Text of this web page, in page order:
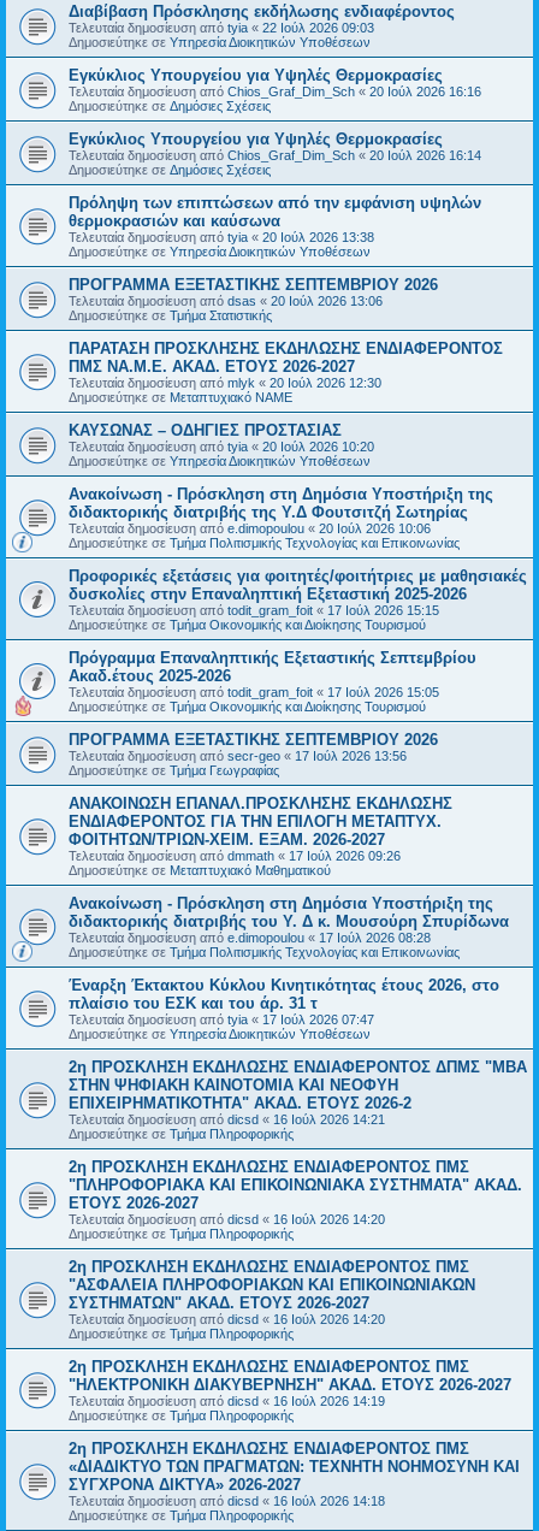
Διαβίβαση Πρόσκλησης εκδήλωσης ενδιαφέροντος
Τελευταία δημοσίευση από tyia « 22 Ιούλ 2026 09:03
Δημοσιεύτηκε σε Υπηρεσία Διοικητικών Υποθέσεων
Εγκύκλιος Υπουργείου για Υψηλές Θερμοκρασίες
Τελευταία δημοσίευση από Chios_Graf_Dim_Sch « 20 Ιούλ 2026 16:16
Δημοσιεύτηκε σε Δημόσιες Σχέσεις
Εγκύκλιος Υπουργείου για Υψηλές Θερμοκρασίες
Τελευταία δημοσίευση από Chios_Graf_Dim_Sch « 20 Ιούλ 2026 16:14
Δημοσιεύτηκε σε Δημόσιες Σχέσεις
Πρόληψη των επιπτώσεων από την εμφάνιση υψηλών
θερμοκρασιών και καύσωνα
Τελευταία δημοσίευση από tyia « 20 Ιούλ 2026 13:38
Δημοσιεύτηκε σε Υπηρεσία Διοικητικών Υποθέσεων
ΠΡΟΓΡΑΜΜΑ ΕΞΕΤΑΣΤΙΚΗΣ ΣΕΠΤΕΜΒΡΙΟΥ 2026
Τελευταία δημοσίευση από dsas « 20 Ιούλ 2026 13:06
Δημοσιεύτηκε σε Τμήμα Στατιστικής
ΠΑΡΑΤΑΣΗ ΠΡΟΣΚΛΗΣΗΣ ΕΚΔΗΛΩΣΗΣ ΕΝΔΙΑΦΕΡΟΝΤΟΣ
ΠΜΣ ΝΑ.Μ.Ε. ΑΚΑΔ. ΕΤΟΥΣ 2026-2027
Τελευταία δημοσίευση από mlyk « 20 Ιούλ 2026 12:30
Δημοσιεύτηκε σε Μεταπτυχιακό ΝΑΜΕ
ΚΑΥΣΩΝΑΣ – ΟΔΗΓΙΕΣ ΠΡΟΣΤΑΣΙΑΣ
Τελευταία δημοσίευση από tyia « 20 Ιούλ 2026 10:20
Δημοσιεύτηκε σε Υπηρεσία Διοικητικών Υποθέσεων
Ανακοίνωση - Πρόσκληση στη Δημόσια Υποστήριξη της
διδακτορικής διατριβής της Υ.Δ Φουτσιτζή Σωτηρίας
Τελευταία δημοσίευση από e.dimopoulou « 20 Ιούλ 2026 10:06
Δημοσιεύτηκε σε Τμήμα Πολιτισμικής Τεχνολογίας και Επικοινωνίας
Προφορικές εξετάσεις για φοιτητές/φοιτήτριες με μαθησιακές
δυσκολίες στην Επαναληπτική Εξεταστική 2025-2026
Τελευταία δημοσίευση από todit_gram_foit « 17 Ιούλ 2026 15:15
Δημοσιεύτηκε σε Τμήμα Οικονομικής και Διοίκησης Τουρισμού
Πρόγραμμα Επαναληπτικής Εξεταστικής Σεπτεμβρίου
Ακαδ.έτους 2025-2026
Τελευταία δημοσίευση από todit_gram_foit « 17 Ιούλ 2026 15:05
Δημοσιεύτηκε σε Τμήμα Οικονομικής και Διοίκησης Τουρισμού
ΠΡΟΓΡΑΜΜΑ ΕΞΕΤΑΣΤΙΚΗΣ ΣΕΠΤΕΜΒΡΙΟΥ 2026
Τελευταία δημοσίευση από secr-geo « 17 Ιούλ 2026 13:56
Δημοσιεύτηκε σε Τμήμα Γεωγραφίας
ΑΝΑΚΟΙΝΩΣΗ ΕΠΑΝΑΛ.ΠΡΟΣΚΛΗΣΗΣ ΕΚΔΗΛΩΣΗΣ
ΕΝΔΙΑΦΕΡΟΝΤΟΣ ΓΙΑ ΤΗΝ ΕΠΙΛΟΓΗ ΜΕΤΑΠΤΥΧ.
ΦΟΙΤΗΤΩΝ/ΤΡΙΩΝ-ΧΕΙΜ. ΕΞΑΜ. 2026-2027
Τελευταία δημοσίευση από dmmath « 17 Ιούλ 2026 09:26
Δημοσιεύτηκε σε Μεταπτυχιακό Μαθηματικού
Ανακοίνωση - Πρόσκληση στη Δημόσια Υποστήριξη της
διδακτορικής διατριβής του Υ. Δ κ. Μουσούρη Σπυρίδωνα
Τελευταία δημοσίευση από e.dimopoulou « 17 Ιούλ 2026 08:28
Δημοσιεύτηκε σε Τμήμα Πολιτισμικής Τεχνολογίας και Επικοινωνίας
Έναρξη Έκτακτου Κύκλου Κινητικότητας έτους 2026, στο
πλαίσιο του ΕΣΚ και του άρ. 31 τ
Τελευταία δημοσίευση από tyia « 17 Ιούλ 2026 07:47
Δημοσιεύτηκε σε Υπηρεσία Διοικητικών Υποθέσεων
2η ΠΡΟΣΚΛΗΣΗ ΕΚΔΗΛΩΣΗΣ ΕΝΔΙΑΦΕΡΟΝΤΟΣ ΔΠΜΣ "ΜΒΑ
ΣΤΗΝ ΨΗΦΙΑΚΗ ΚΑΙΝΟΤΟΜΙΑ ΚΑΙ ΝΕΟΦΥΗ
ΕΠΙΧΕΙΡΗΜΑΤΙΚΟΤΗΤΑ" ΑΚΑΔ. ΕΤΟΥΣ 2026-2
Τελευταία δημοσίευση από dicsd « 16 Ιούλ 2026 14:21
Δημοσιεύτηκε σε Τμήμα Πληροφορικής
2η ΠΡΟΣΚΛΗΣΗ ΕΚΔΗΛΩΣΗΣ ΕΝΔΙΑΦΕΡΟΝΤΟΣ ΠΜΣ
"ΠΛΗΡΟΦΟΡΙΑΚΑ ΚΑΙ ΕΠΙΚΟΙΝΩΝΙΑΚΑ ΣΥΣΤΗΜΑΤΑ" ΑΚΑΔ.
ΕΤΟΥΣ 2026-2027
Τελευταία δημοσίευση από dicsd « 16 Ιούλ 2026 14:20
Δημοσιεύτηκε σε Τμήμα Πληροφορικής
2η ΠΡΟΣΚΛΗΣΗ ΕΚΔΗΛΩΣΗΣ ΕΝΔΙΑΦΕΡΟΝΤΟΣ ΠΜΣ
"ΑΣΦΑΛΕΙΑ ΠΛΗΡΟΦΟΡΙΑΚΩΝ ΚΑΙ ΕΠΙΚΟΙΝΩΝΙΑΚΩΝ
ΣΥΣΤΗΜΑΤΩΝ" ΑΚΑΔ. ΕΤΟΥΣ 2026-2027
Τελευταία δημοσίευση από dicsd « 16 Ιούλ 2026 14:20
Δημοσιεύτηκε σε Τμήμα Πληροφορικής
2η ΠΡΟΣΚΛΗΣΗ ΕΚΔΗΛΩΣΗΣ ΕΝΔΙΑΦΕΡΟΝΤΟΣ ΠΜΣ
"ΗΛΕΚΤΡΟΝΙΚΗ ΔΙΑΚΥΒΕΡΝΗΣΗ" ΑΚΑΔ. ΕΤΟΥΣ 2026-2027
Τελευταία δημοσίευση από dicsd « 16 Ιούλ 2026 14:19
Δημοσιεύτηκε σε Τμήμα Πληροφορικής
2η ΠΡΟΣΚΛΗΣΗ ΕΚΔΗΛΩΣΗΣ ΕΝΔΙΑΦΕΡΟΝΤΟΣ ΠΜΣ
«ΔΙΑΔΙΚΤΥΟ ΤΩΝ ΠΡΑΓΜΑΤΩΝ: ΤΕΧΝΗΤΗ ΝΟΗΜΟΣΥΝΗ ΚΑΙ
ΣΥΓΧΡΟΝΑ ΔΙΚΤΥΑ» 2026-2027
Τελευταία δημοσίευση από dicsd « 16 Ιούλ 2026 14:18
Δημοσιεύτηκε σε Τμήμα Πληροφορικής